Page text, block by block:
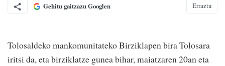
Gehitu gaitzazu Googlen Erraztu
Tolosaldeko mankomunitateko Birziklapen bira Tolosara
iritsi da, eta birziklatze gunea bihar, maiatzaren 20an eta